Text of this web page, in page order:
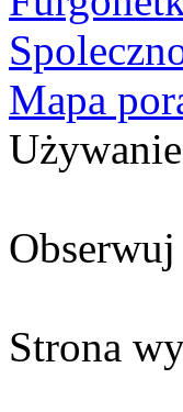
Mapa
Obserwuj
Strona